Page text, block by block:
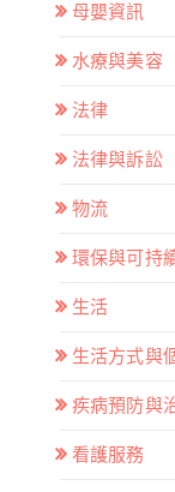
母嬰資訊
水療與美容
法律
法律與訴訟
物流
環保與可持
生活
生活方式與
疾病預防與
看護服務